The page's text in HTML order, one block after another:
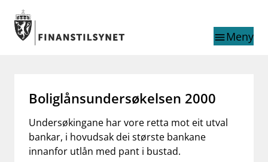
Gå til hovedinnhold
Gå til søkesiden
menuMeny
nettstedet
language
English
exist in English
English home page
Tilsyn
Aktuelt
Boliglånsundersøkelsen 2000
Undersøkingane har vore retta mot eit utval
bankar, i hovudsak dei største bankane
innanfor utlån med pant i bustad.